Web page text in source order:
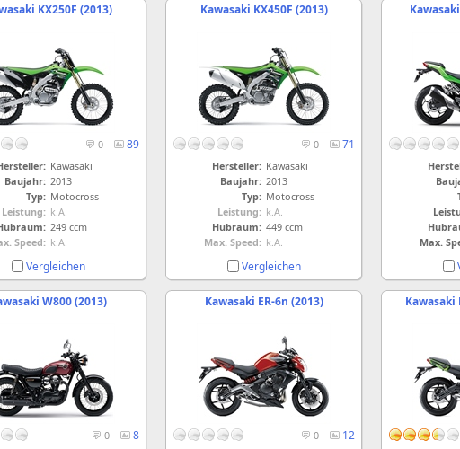
KX250F (2013)
89
0
Kawasaki
Baujahr: 2013
Typ: Motocross
Leistung: k.A.
249 ccm
Speed: k.A.
Vergleichen
Kawasaki KX450F (2013)
71
0
Hersteller: Kawasaki
Baujahr: 2013
Typ: Motocross
Leistung: k.A.
Hubraum: 449 ccm
Max. Speed: k.A.
Vergleichen
Max.
W800 (2013)
8
0
Kawasaki ER-6n (2013)
12
0
Kawasaki